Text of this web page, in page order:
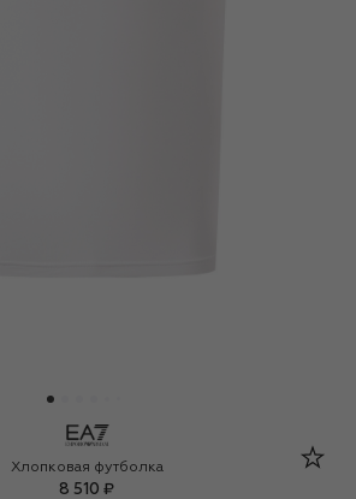
EA7
Хлопковая футболка
8 510 ₽